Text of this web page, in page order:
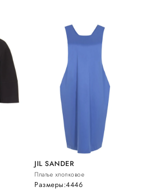
JIL SANDER
Платье хлопковое
Размеры:4446